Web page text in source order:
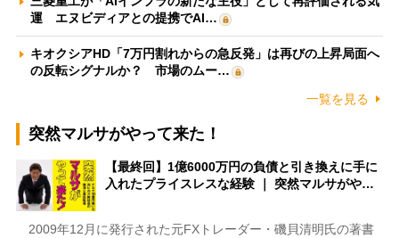
運 エヌビディアとの提携でAI…
キオクシアHD「7万円割れからの急反発」は再びの上昇局面へ
の反転シグナルか？ 市場のムー…
一覧を見る
突然マルサがやって来た！
【最終回】1億6000万円の負債と引き換えに手に
入れたプライスレスな経験 ｜ 突然マルサがや…
2009年12月に発行された元FXトレーダー・磯貝清明氏の著書